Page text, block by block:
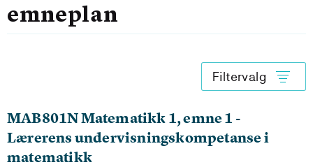
emneplan
Filtervalg
MAB801N Matematikk 1, emne 1 -
Lærerens undervisningskompetanse i
matematikk